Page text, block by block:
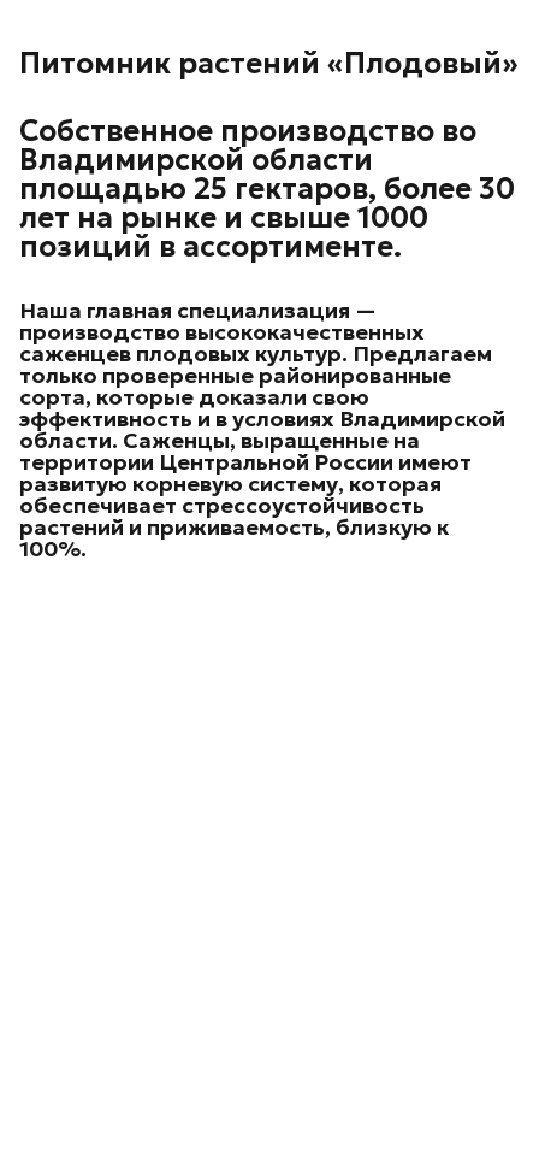
Питомник растений «Плодовый»
Собственное производство во
Владимирской области
площадью 25 гектаров, более 30
лет на рынке и свыше 1000
позиций в ассортименте.
Наша главная специализация —
производство высококачественных
саженцев плодовых культур. Предлагаем
только проверенные районированные
сорта, которые доказали свою
эффективность и в условиях Владимирской
области. Саженцы, выращенные на
территории Центральной России имеют
развитую корневую систему, которая
обеспечивает стрессоустойчивость
растений и приживаемость, близкую к
100%.